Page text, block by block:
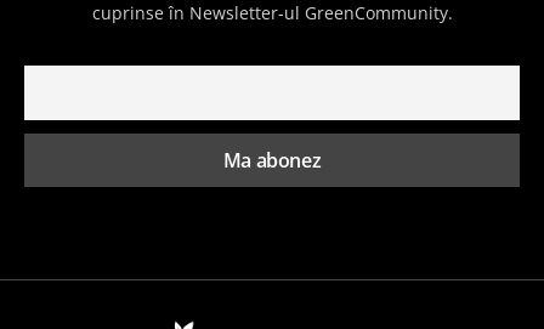
cuprinse în Newsletter-ul GreenCommunity.